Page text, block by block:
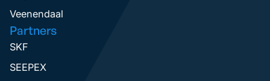
Veenendaal
Partners
SKF
SEEPEX